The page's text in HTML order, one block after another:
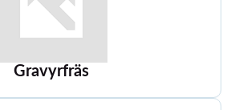
Gravyrfräs